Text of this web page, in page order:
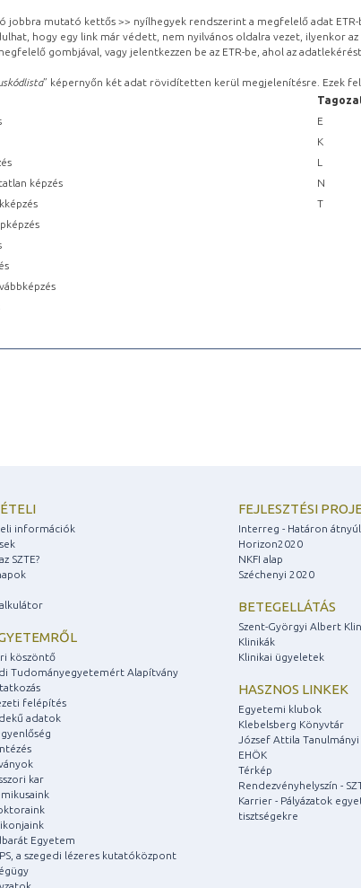
jobbra mutató kettős >> nyílhegyek rendszerint a megfelelő adat
hogy egy link már védett, nem nyilvános oldalra vezet, ilyenkor az
gombjával, vagy jelentkezzen be az ETR-be, ahol az
” képernyőn két adat rövidítetten kerül megjelenítésre. Ezek
E
K
L
képzés N
T
információk
SZTE?
köszöntő
Tudományegyetemért Alapítvány
felépítés
adatok
kar
Egyetem
a szegedi lézeres kutatóközpont
FEJLESZTÉSI
Interreg - Határon
Horizon2020
NKFI alap
Széchenyi 2020
BETEGELLÁTÁS
Szent-Györgyi Albert
Klinikák
Klinikai ügyeletek
HASZNOS LINKEK
Egyetemi klubok
Klebelsberg Könyvtár
József Attila
EHÖK
Térkép
Rendezvényhelyszín -
Karrier - Pályázatok
tisztségekre